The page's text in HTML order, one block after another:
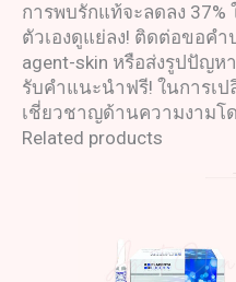
การพบรักแท้จะลดลง
ตัวเองดูแย่ลง! ติดต่อขอค
agent-skin หรือส่งรูปปัญ
รับคำแนะนำฟรี! ในการเ
เชี่ยวชาญด้านความงามโ
Related products